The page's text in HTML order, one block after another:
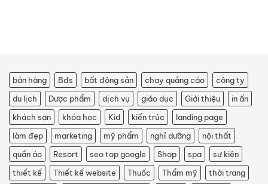
bán hàng Bđs bất động sản chạy quảng cáo
công ty
du lịch
Dược phẩm dịch vụ giáo dục Giới thiệu
in ấn
khách sạn
khóa học Kid kiến trúc
landing page
làm đẹp
marketing mỹ phẩm nghỉ dưỡng
nội thất
quần áo
Resort seo top google Shop spa
sự kiện
thiết kế
Thiết kế website Thuốc Thẩm mỹ
thời trang